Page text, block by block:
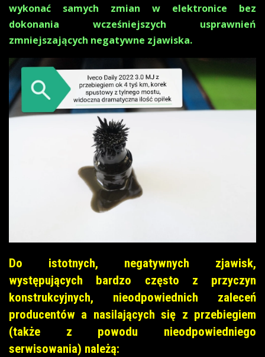
wykonać samych zmian w elektronice bez
dokonania wcześniejszych usprawnień
zmniejszających negatywne zjawiska.
Do istotnych, negatywnych zjawisk,
występujących bardzo często z przyczyn
konstrukcyjnych, nieodpowiednich zaleceń
producentów a nasilających się z przebiegiem
(także z powodu nieodpowiedniego
serwisowania) należą: